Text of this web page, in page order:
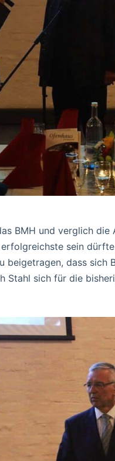
BMH und verglich die
sein
beigetragen, dass sich
sich für die